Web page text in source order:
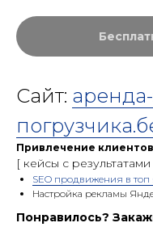
Сайт:
Привлечение
[ кейсы c результатами
SEO продвижения в
Настройка рекламы
Понравилось?